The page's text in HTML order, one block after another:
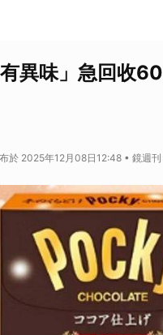
異味」急回收
於 2025年12月08日12:48 • 鏡週